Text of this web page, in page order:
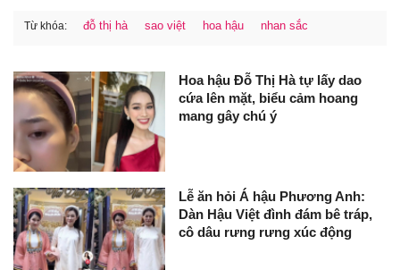
Từ khóa: đỗ thị hà sao việt hoa hậu nhan sắc
Hoa hậu Đỗ Thị Hà tự lấy dao
cứa lên mặt, biểu cảm hoang
mang gây chú ý
Lễ ăn hỏi Á hậu Phương Anh:
Dàn Hậu Việt đình đám bê tráp,
cô dâu rưng rưng xúc động